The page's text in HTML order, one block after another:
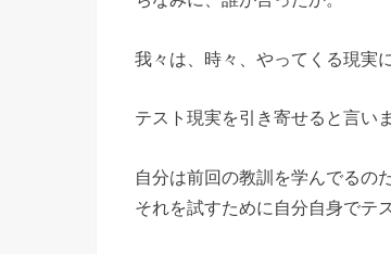
我々は、時々、やってくる現実
テスト現実を引き寄せると言いま
自分は前回の教訓を学んでるの
それを試すために自分自身でテ